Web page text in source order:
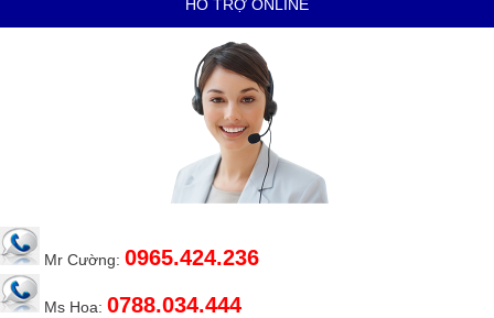
HỖ TRỢ ONLINE
Mr Cường: 0965.424.236
Ms Hoa: 0788.034.444